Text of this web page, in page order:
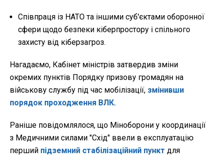
Співпраця із НАТО та іншими суб'єктами оборонної
сфери щодо безпеки кіберпростору і спільного
захисту від кіберзагроз.
Нагадаємо, Кабінет міністрів затвердив зміни
окремих пунктів Порядку призову громадян на
військову службу під час мобілізації, змінивши
порядок проходження ВЛК.
Раніше повідомлялося, що Міноборони у координації
з Медичними силами "Схід" ввели в експлуатацію
перший підземний стабілізаційний пункт для